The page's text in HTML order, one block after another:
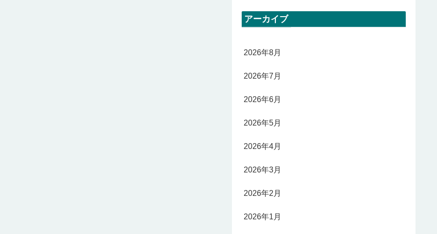
アーカイブ
2026年8月
2026年7月
2026年6月
2026年5月
2026年4月
2026年3月
2026年2月
2026年1月